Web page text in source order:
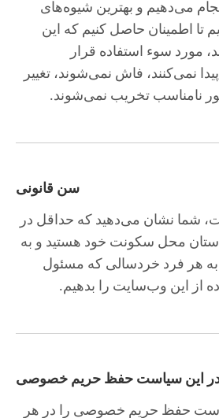
می‌دهیم و بهترین شیوه‌های
تا اطمینان حاصل کنیم که این
مورد سوء استفاده قرار
نمی‌کنند، فاش نمی‌شوند، تغییر
نامناسب تخریب نمی‌شوند.
سن قانونی
شما نشان می‌دهید که حداقل در
استان محل سکونت خود هستید و به
به هر فرد خردسالی که مسئول
از این وب‌سایت را بدهیم.
در این سیاست حفظ حریم خصوصی
حفظ حریم خصوصی را در هر